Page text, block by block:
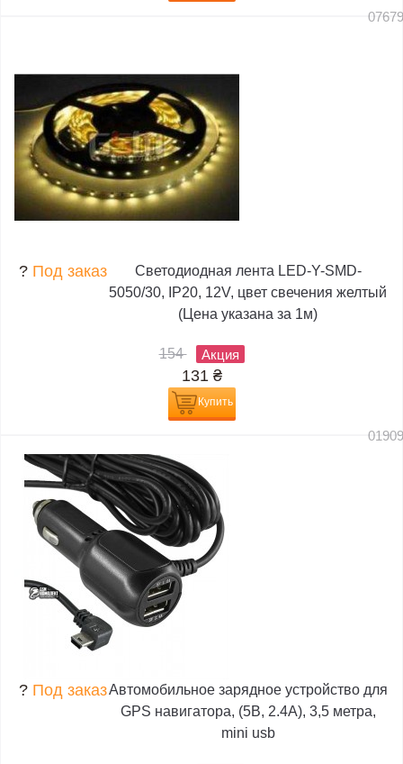
? Под заказ
Светодиодная лента LED-Y-SMD-
5050/30, IP20, 12V, цвет свечения желтый
(Цена указана за 1м)
154 Акция
131 ₴
Купить
? Под заказАвтомобильное зарядное устройство для
GPS навигатора, (5В, 2.4А), 3,5 метра,
mini usb